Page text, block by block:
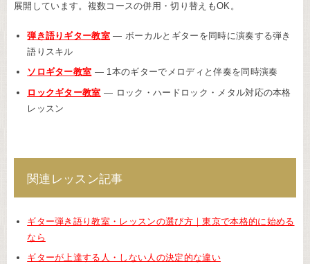
展開しています。複数コースの併用・切り替えもOK。
弾き語りギター教室 — ボーカルとギターを同時に演奏する弾き
語りスキル
ソロギター教室 — 1本のギターでメロディと伴奏を同時演奏
ロックギター教室 — ロック・ハードロック・メタル対応の本格
レッスン
関連レッスン記事
ギター弾き語り教室・レッスンの選び方｜東京で本格的に始める
なら
ギターが上達する人・しない人の決定的な違い